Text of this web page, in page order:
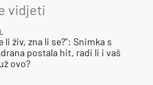
vidjeti
li živ, zna li se?": Snimka s
postala hit, radi li i vaš
ovo?